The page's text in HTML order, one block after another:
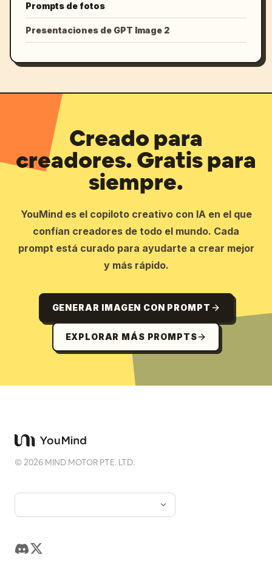
Prompts de fotos
Presentaciones de GPT Image 2
Creado para
creadores. Gratis para
siempre.
YouMind es el copiloto creativo con IA en el que
confían creadores de todo el mundo. Cada
prompt está curado para ayudarte a crear mejor
y más rápido.
GENERAR IMAGEN CON PROMPT
EXPLORAR MÁS PROMPTS
©2026 MIND MOTOR PTE. LTD.